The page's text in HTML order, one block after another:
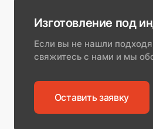
Изготовление под
Если вы не нашли
свяжитесь с нами и мы
Оставить заявку